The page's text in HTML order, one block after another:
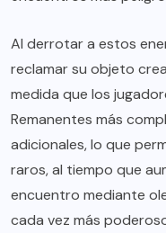
Al derrotar a estos
reclamar su objeto
medida que los
Remanentes más
adicionales, lo que
raros, al tiempo que
encuentro mediante
cada vez más